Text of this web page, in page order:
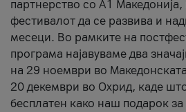
партнерство со А1
фестивалот да се развива и
месеци. Во рамките на
програма најавуваме два
на 29 ноември во
20 декември во Охрид, каде
бесплатен како наш подарок